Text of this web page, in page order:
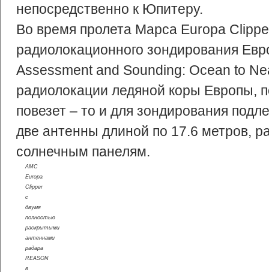
непосредственно к Юпитеру.
Во время пролета Марса Europa
радиолокационного зондирования
Assessment and Sounding: Ocean to
радиолокации ледяной коры Европы,
повезет – то и для зондирования
две антенны длиной по 17.6 метров,
солнечным панелям.
АМС
Europa
Clipper
с
двумя
полностью
раскрытыми
антеннами
радара
REASON
в